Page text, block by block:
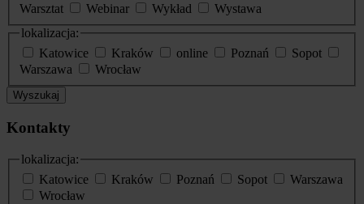
Warsztat
Webinar Wykład
Wystawa
lokalizacja:
Katowice
Kraków online Poznań
Sopot
Warszawa
Wrocław
Wyszukaj
Kontakty
lokalizacja:
Katowice
Kraków Poznań Sopot
Warszawa
Wrocław